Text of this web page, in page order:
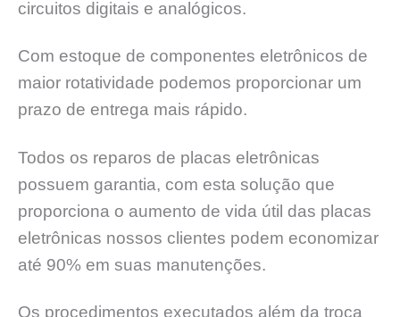
circuitos digitais e analógicos.
Com estoque de componentes eletrônicos de
maior rotatividade podemos proporcionar um
prazo de entrega mais rápido.
Todos os reparos de placas eletrônicas
possuem garantia, com esta solução que
proporciona o aumento de vida útil das placas
eletrônicas nossos clientes podem economizar
até 90% em suas manutenções.
Os procedimentos executados além da troca